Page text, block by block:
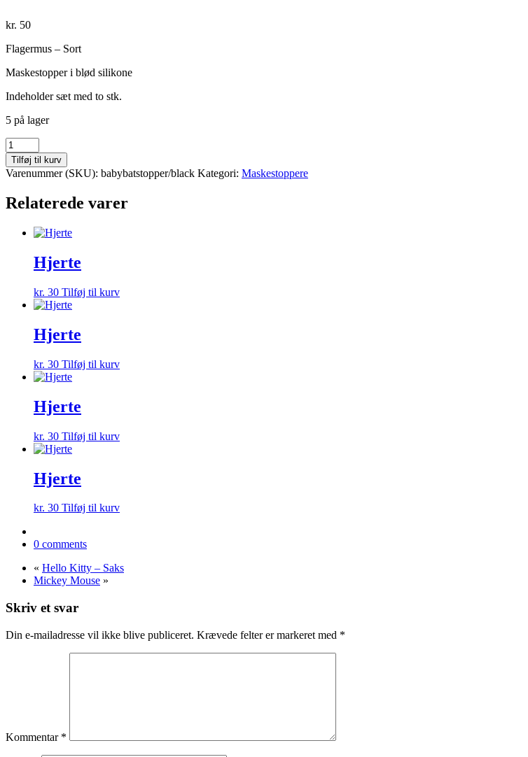
kr. 50
Flagermus – Sort
Maskestopper i blød silikone
Indeholder sæt med to stk.
5 på lager
Baby
Bat
antal
Tilføj til kurv
Varenummer (SKU): babybatstopper/black Kategori: Maskestoppere
Relaterede varer
Hjerte
kr. 30 Tilføj til kurv
Hjerte
kr. 30 Tilføj til kurv
Hjerte
kr. 30 Tilføj til kurv
Hjerte
kr. 30 Tilføj til kurv
0 comments
« Hello Kitty – Saks
Mickey Mouse »
Skriv et svar
Din e-mailadresse vil ikke blive publiceret. Krævede felter er markeret med *
Kommentar *